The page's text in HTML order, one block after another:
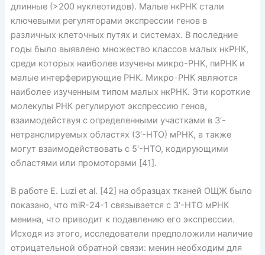
длинные (>200 нуклеотидов). Малые нкРНК стали
ключевыми регуляторами экспрессии генов в
различных клеточных путях и системах. В последние
годы было выявлено множество классов малых нкРНК,
среди которых наиболее изучены микро-РНК, пиРНК и
малые интерферирующие РНК. Микро-РНК являются
наиболее изученным типом малых нкРНК. Эти короткие
молекулы РНК регулируют экспрессию генов,
взаимодействуя с определенными участками в 3′-
нетранслируемых областях (3′-НТО) мРНК, а также
могут взаимодействовать с 5′-НТО, кодирующими
областями или промоторами [41].
В работе E. Luzi et al. [42] на образцах тканей ОЩЖ было
показано, что miR-24-1 связывается с 3′-НТО мРНК
менина, что приводит к подавлению его экспрессии.
Исходя из этого, исследователи предположили наличие
отрицательной обратной связи: менин необходим для